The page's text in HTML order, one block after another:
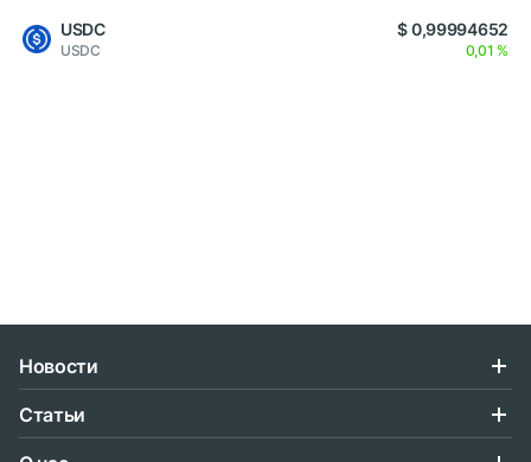
USDC
USDC
$ 0,99994652
0,01 %
Новости
Статьи